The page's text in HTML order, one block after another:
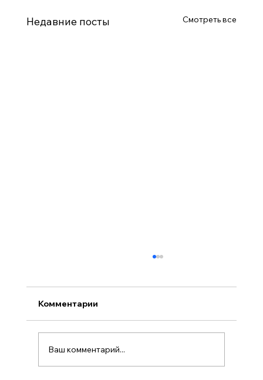
Недавние посты Смотреть все
Комментарии
Ваш комментарий...